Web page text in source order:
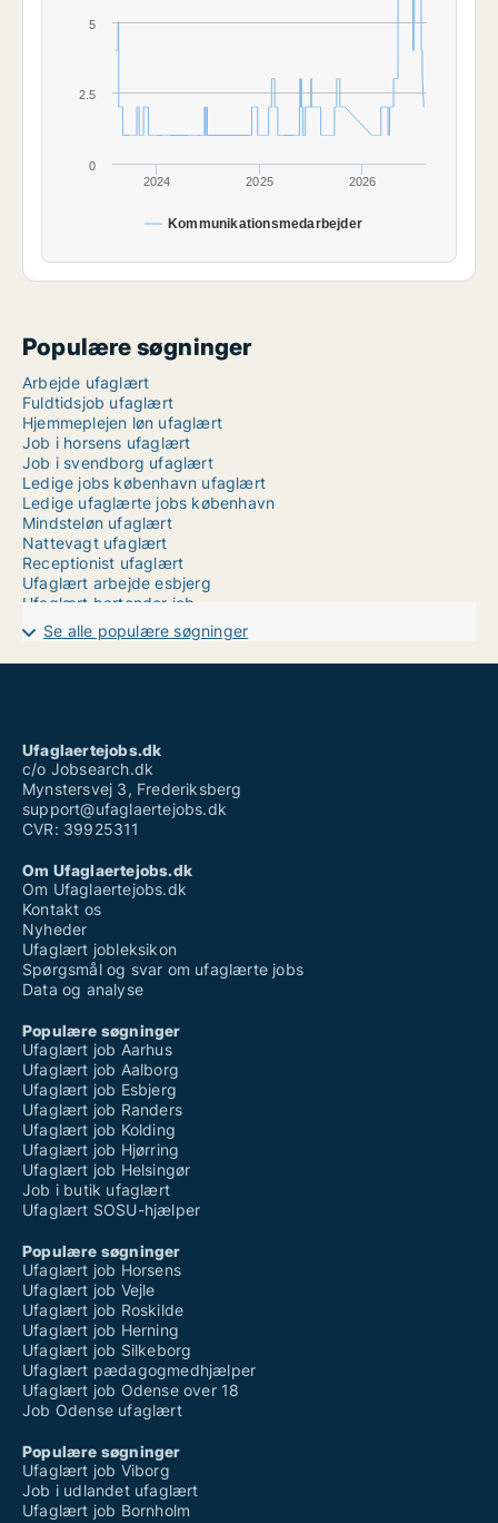
Kommunikationsmedarbejder
2024 2025 2026
0
2.5
5
Populære søgninger
Arbejde ufaglært
Fuldtidsjob ufaglært
Hjemmeplejen løn ufaglært
Job i horsens ufaglært
Job i svendborg ufaglært
Ledige jobs københavn ufaglært
Ledige ufaglærte jobs københavn
Mindsteløn ufaglært
Nattevagt ufaglært
Receptionist ufaglært
Ufaglært arbejde esbjerg
Ufaglært bartender job
Ufaglært betydning
Ufaglært job næstved
Ufaglært job slagelse kommune
Ufaglært sosu vikar løn
Ufaglært vikar job
Se alle populære søgninger
Ufaglaertejobs.dk
c/o Jobsearch.dk
Mynstersvej 3, Frederiksberg
support@ufaglaertejobs.dk
CVR: 39925311
Om Ufaglaertejobs.dk
Om Ufaglaertejobs.dk
Kontakt os
Nyheder
Ufaglært jobleksikon
Spørgsmål og svar om ufaglærte jobs
Data og analyse
Populære søgninger
Ufaglært job Aarhus
Ufaglært job Aalborg
Ufaglært job Esbjerg
Ufaglært job Randers
Ufaglært job Kolding
Ufaglært job Hjørring
Ufaglært job Helsingør
Job i butik ufaglært
Ufaglært SOSU-hjælper
Populære søgninger
Ufaglært job Horsens
Ufaglært job Vejle
Ufaglært job Roskilde
Ufaglært job Herning
Ufaglært job Silkeborg
Ufaglært pædagogmedhjælper
Ufaglært job Odense over 18
Job Odense ufaglært
Populære søgninger
Ufaglært job Viborg
Job i udlandet ufaglært
Ufaglært job Bornholm